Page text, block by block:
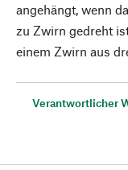
angehängt, wenn
zu Zwirn gedreht
einem Zwirn aus
Verantwortlicher